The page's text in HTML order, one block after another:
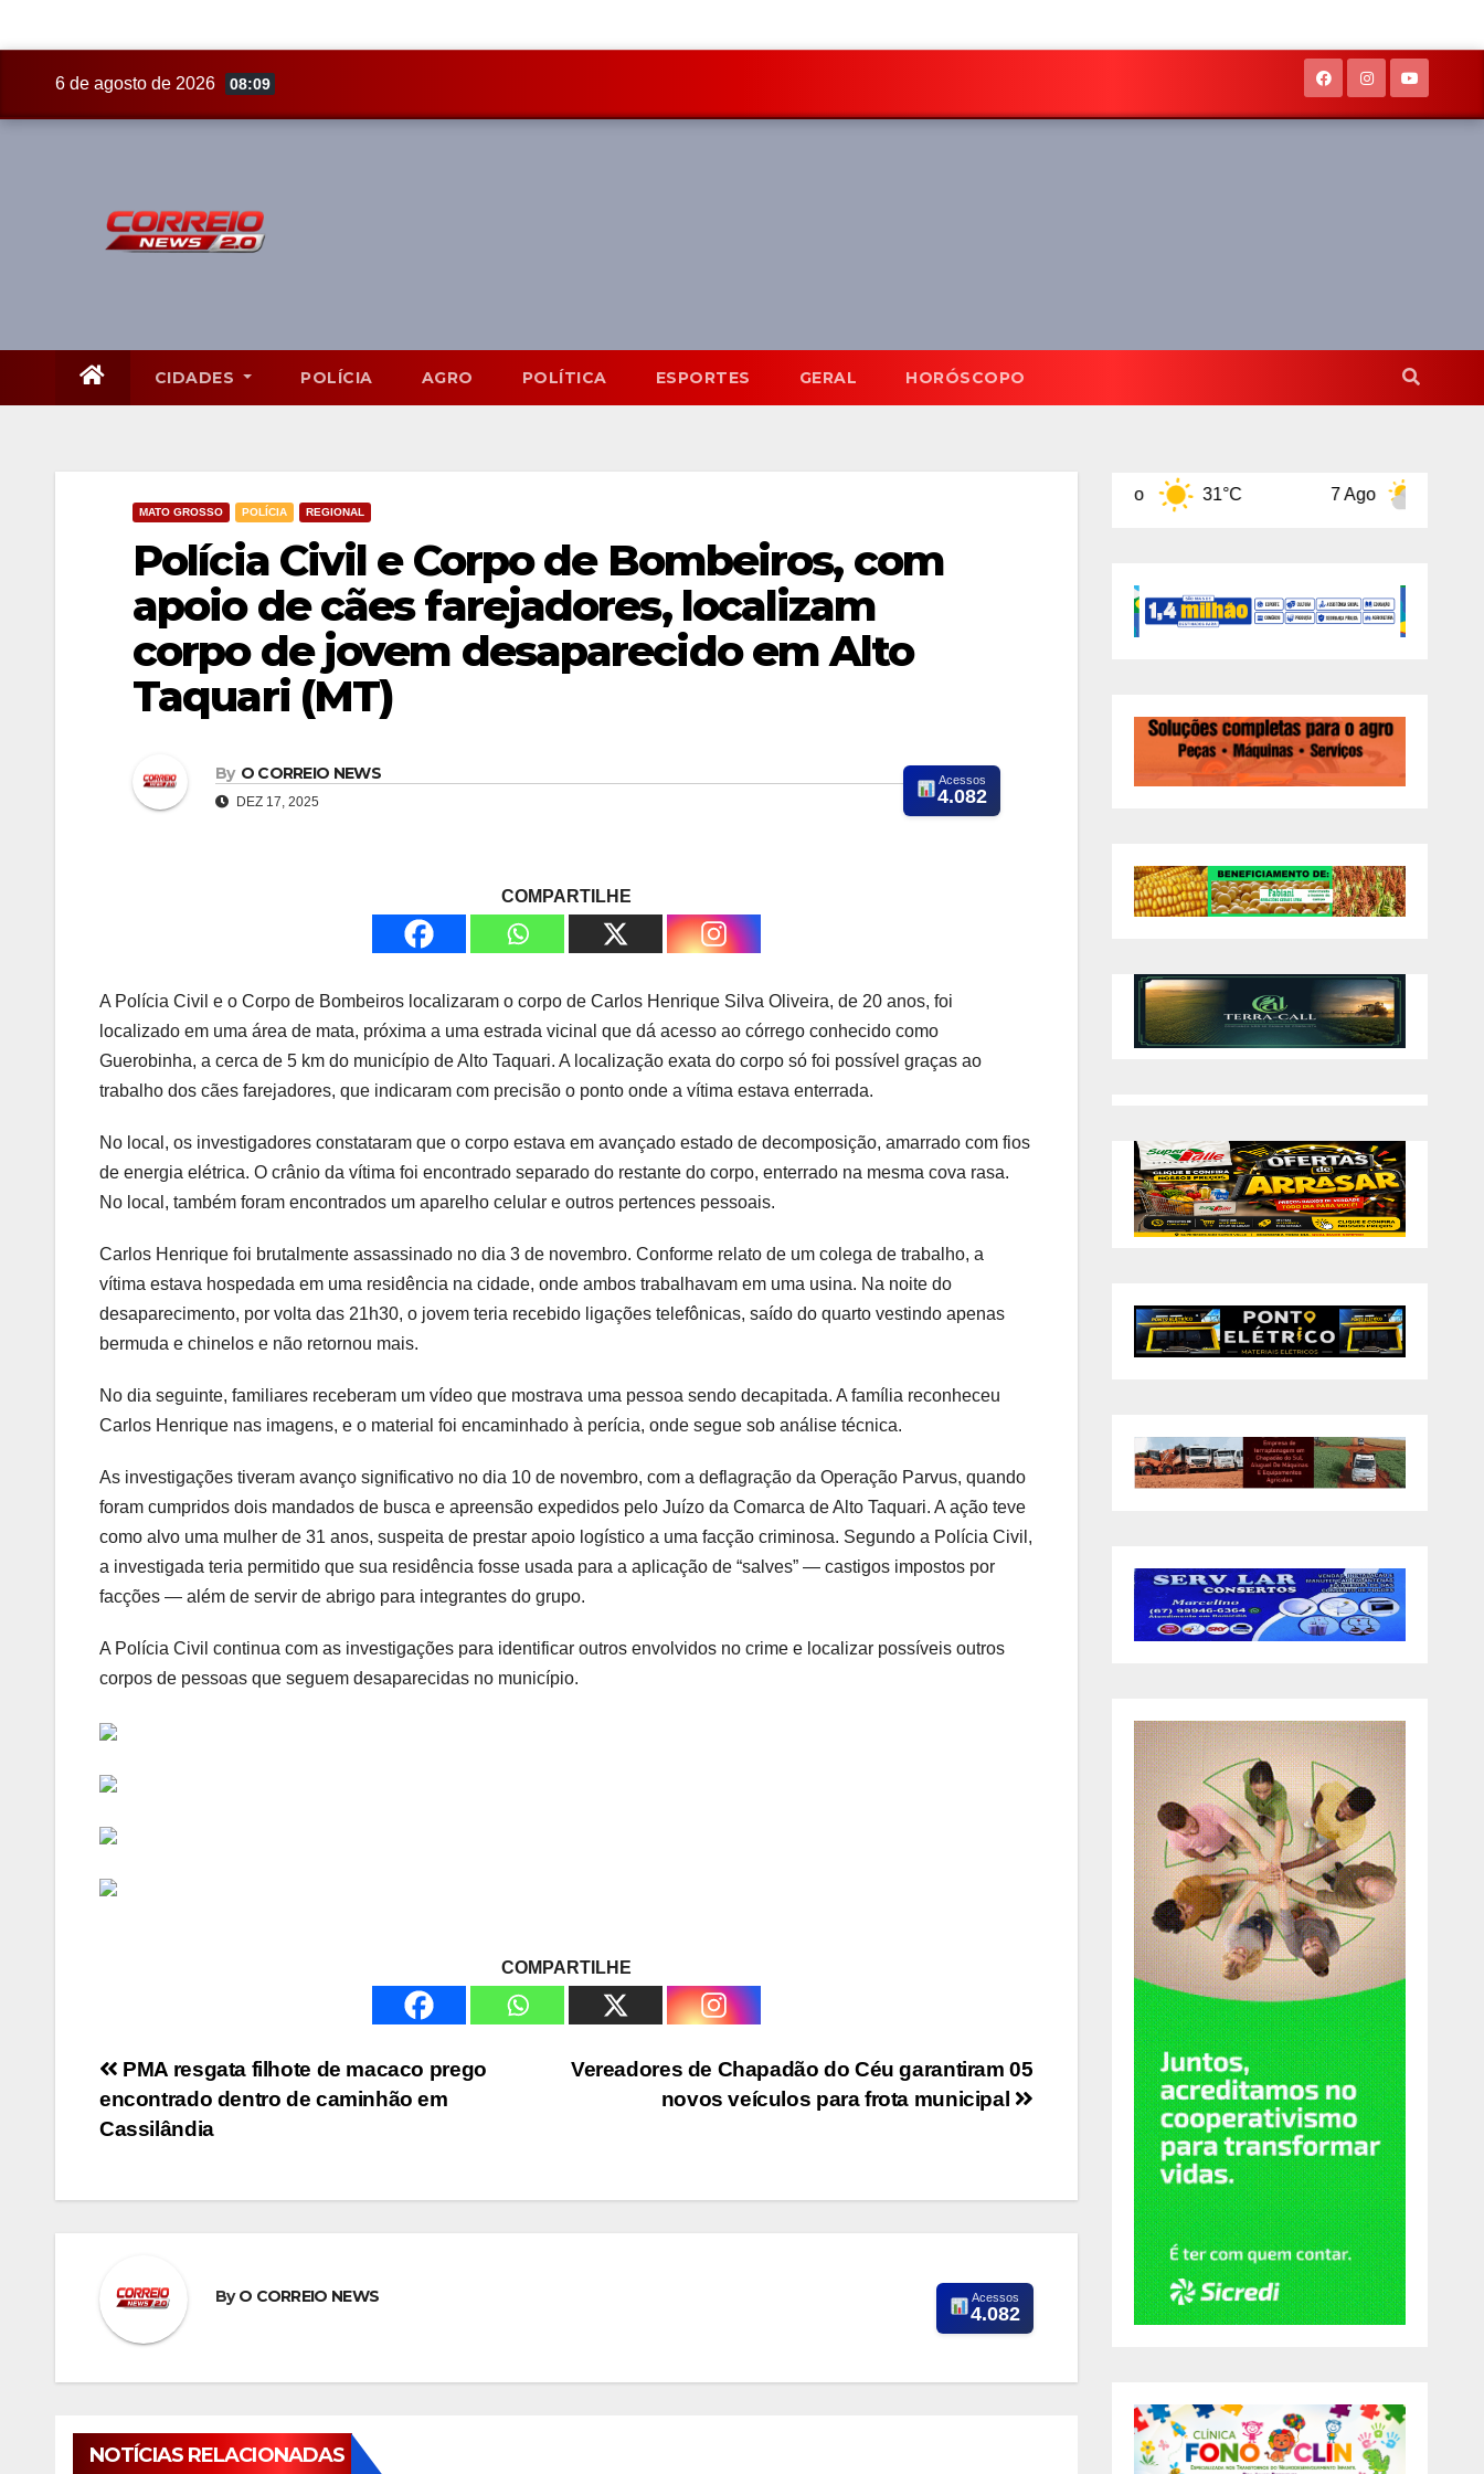
6 de agosto de 2026 08:09
CIDADES POLÍCIA AGRO POLÍTICA ESPORTES GERAL HORÓSCOPO
MATO GROSSO POLÍCIA REGIONAL
Polícia Civil e Corpo de Bombeiros, com
apoio de cães farejadores, localizam
corpo de jovem desaparecido em Alto
Taquari (MT)
By O CORREIO NEWS
DEZ 17, 2025
Acessos
4.082
COMPARTILHE
A Polícia Civil e o Corpo de Bombeiros localizaram o corpo de Carlos Henrique Silva Oliveira, de 20 anos, foi
localizado em uma área de mata, próxima a uma estrada vicinal que dá acesso ao córrego conhecido como
Guerobinha, a cerca de 5 km do município de Alto Taquari. A localização exata do corpo só foi possível graças ao
trabalho dos cães farejadores, que indicaram com precisão o ponto onde a vítima estava enterrada.
No local, os investigadores constataram que o corpo estava em avançado estado de decomposição, amarrado com fios
de energia elétrica. O crânio da vítima foi encontrado separado do restante do corpo, enterrado na mesma cova rasa.
No local, também foram encontrados um aparelho celular e outros pertences pessoais.
Carlos Henrique foi brutalmente assassinado no dia 3 de novembro. Conforme relato de um colega de trabalho, a
vítima estava hospedada em uma residência na cidade, onde ambos trabalhavam em uma usina. Na noite do
desaparecimento, por volta das 21h30, o jovem teria recebido ligações telefônicas, saído do quarto vestindo apenas
bermuda e chinelos e não retornou mais.
No dia seguinte, familiares receberam um vídeo que mostrava uma pessoa sendo decapitada. A família reconheceu
Carlos Henrique nas imagens, e o material foi encaminhado à perícia, onde segue sob análise técnica.
As investigações tiveram avanço significativo no dia 10 de novembro, com a deflagração da Operação Parvus, quando
foram cumpridos dois mandados de busca e apreensão expedidos pelo Juízo da Comarca de Alto Taquari. A ação teve
como alvo uma mulher de 31 anos, suspeita de prestar apoio logístico a uma facção criminosa. Segundo a Polícia Civil,
a investigada teria permitido que sua residência fosse usada para a aplicação de “salves” — castigos impostos por
facções — além de servir de abrigo para integrantes do grupo.
A Polícia Civil continua com as investigações para identificar outros envolvidos no crime e localizar possíveis outros
corpos de pessoas que seguem desaparecidas no município.
COMPARTILHE
Navegação
de
Vereadores de Chapadão do Céu garantiram 05
novos veículos para frota municipal
PMA resgata filhote de macaco prego
encontrado dentro de caminhão em
Cassilândia
ByO CORREIO NEWS Acessos
4.082
NOTÍCIAS RELACIONADAS
31°C 31°C